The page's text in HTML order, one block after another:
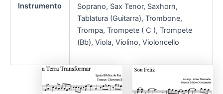
Instrumento
Soprano, Sax Tenor, Saxhorn,
Tablatura (Guitarra), Trombone,
Trompa, Trompete ( C ), Trompete
(Bb), Viola, Violino, Violoncello